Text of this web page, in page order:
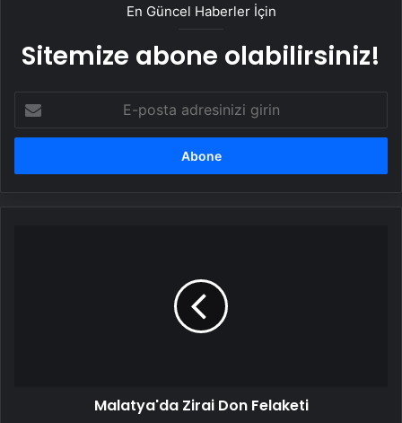
En Güncel Haberler İçin
Sitemize abone olabilirsiniz!
posta
adresinizi
Malatya'da Zirai Don Felaketi